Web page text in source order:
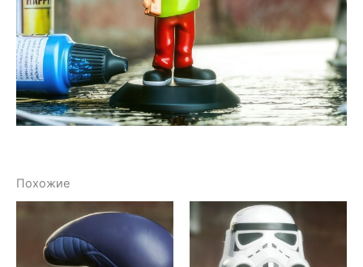
Похожие